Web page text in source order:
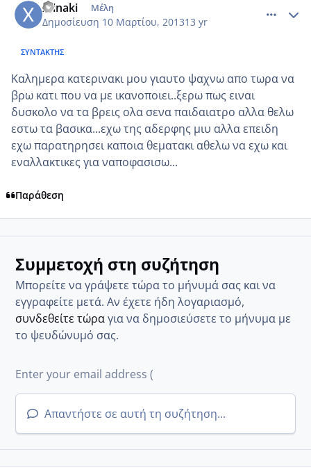
xtinaki Μέλη
Δημοσίευση 10 Μαρτίου, 201313 yr
ΣΥΝΤΆΚΤΗΣ
Καλημερα κατερινακι μου γιαυτο ψαχνω απο τωρα να
βρω κατι που να με ικανοποιει..ξερω πως ειναι
δυσκολο να τα βρεις ολα σενα παιδαιατρο αλλα θελω
εστω τα βασικα...εχω της αδερφης μιυ αλλα επειδη
εχω παρατηρησει καποια θεματακι αθελω να εχω και
εναλλακτικες για ναποφασισω...
Παράθεση
Συμμετοχή στη συζήτηση
Μπορείτε να γράψετε τώρα το μήνυμά σας και να
εγγραφείτε μετά. Αν έχετε ήδη λογαριασμό,
συνδεθείτε τώραγια να δημοσιεύσετε το μήνυμα με
το ψευδώνυμό σας.
Απαντήστε σε αυτή τη συζήτηση...